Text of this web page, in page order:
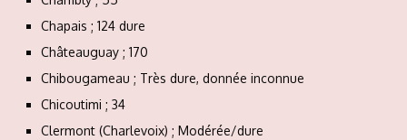
Chapais ; 124 dure
Châteauguay ; 170
Chibougameau ; Très dure, donnée inconnue
Chicoutimi ; 34
Clermont (Charlevoix) ; Modérée/dure